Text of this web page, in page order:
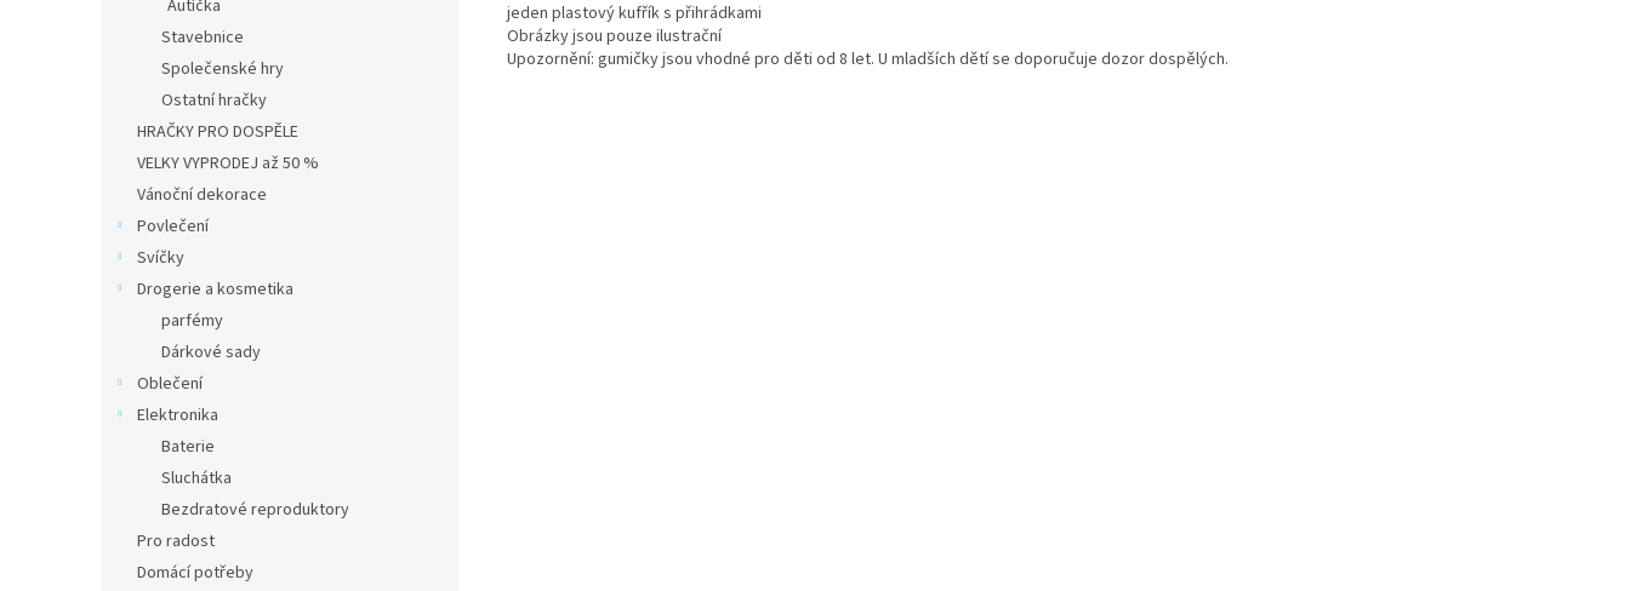
Autíčka
Stavebnice
Společenské hry
Ostatní hračky
HRAČKY PRO DOSPĚLE
VELKY VYPRODEJ až 50 %
Vánoční dekorace
Povlečení
Svíčky
Drogerie a kosmetika
parfémy
Dárkové sady
Oblečení
Elektronika
Baterie
Sluchátka
Bezdratové reproduktory
Pro radost
Domácí potřeby
jeden plastový kufřík s přihrádkami
Obrázky jsou pouze ilustrační
Upozornění: gumičky jsou vhodné pro děti od 8 let. U mladších dětí se doporučuje dozor dospělých.